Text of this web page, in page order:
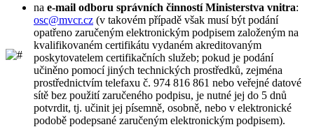
na e-mail odboru správních činností Ministerstva vnitra:
osc@mvcr.cz (v takovém případě však musí být podání
opatřeno zaručeným elektronickým podpisem založeným na
kvalifikovaném certifikátu vydaném akreditovaným
poskytovatelem certifikačních služeb; pokud je podání
učiněno pomocí jiných technických prostředků, zejména
prostřednictvím telefaxu č. 974 816 861 nebo veřejné datové
sítě bez použití zaručeného podpisu, je nutné jej do 5 dnů
potvrdit, tj. učinit jej písemně, osobně, nebo v elektronické
podobě podepsané zaručeným elektronickým podpisem).